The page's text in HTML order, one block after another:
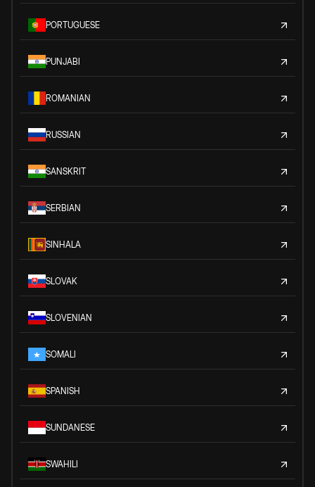
PORTUGUESE
PUNJABI
ROMANIAN
RUSSIAN
SANSKRIT
SERBIAN
SINHALA
SLOVAK
SLOVENIAN
SOMALI
SPANISH
SUNDANESE
SWAHILI